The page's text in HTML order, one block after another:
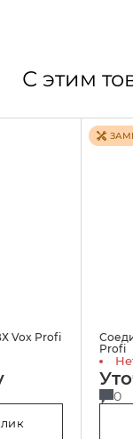
С этим
Vox Profi
Profi
0